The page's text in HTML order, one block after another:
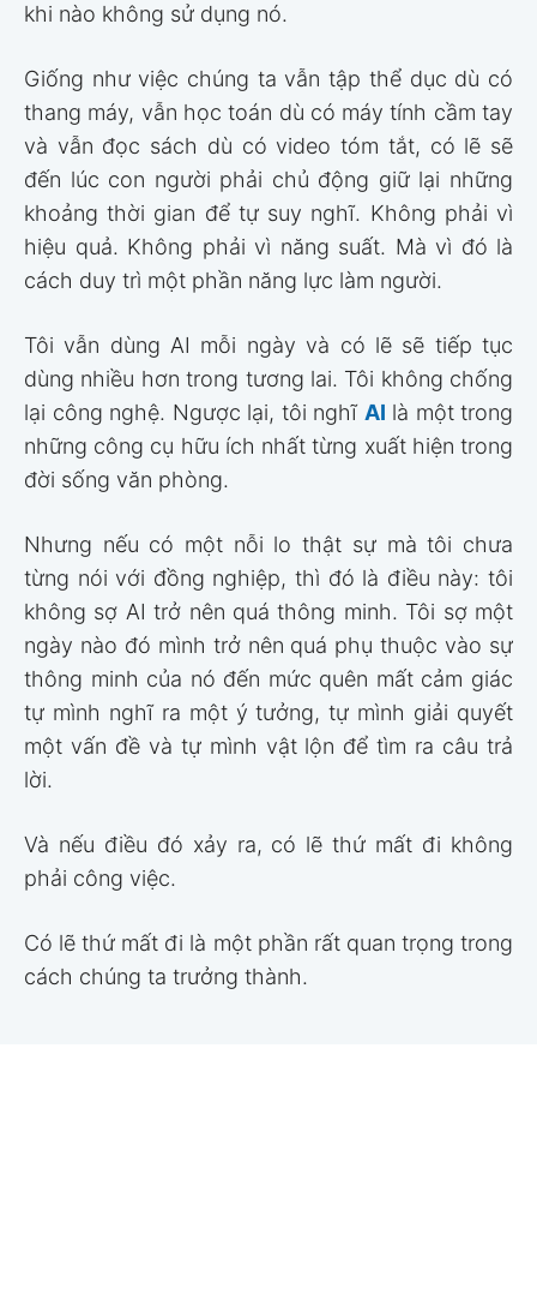
khi nào không sử dụng nó.
Giống như việc chúng ta vẫn tập thể dục dù có
thang máy, vẫn học toán dù có máy tính cầm tay
và vẫn đọc sách dù có video tóm tắt, có lẽ sẽ
đến lúc con người phải chủ động giữ lại những
khoảng thời gian để tự suy nghĩ. Không phải vì
hiệu quả. Không phải vì năng suất. Mà vì đó là
cách duy trì một phần năng lực làm người.
Tôi vẫn dùng AI mỗi ngày và có lẽ sẽ tiếp tục
dùng nhiều hơn trong tương lai. Tôi không chống
lại công nghệ. Ngược lại, tôi nghĩ AI là một trong
những công cụ hữu ích nhất từng xuất hiện trong
đời sống văn phòng.
Nhưng nếu có một nỗi lo thật sự mà tôi chưa
từng nói với đồng nghiệp, thì đó là điều này: tôi
không sợ AI trở nên quá thông minh. Tôi sợ một
ngày nào đó mình trở nên quá phụ thuộc vào sự
thông minh của nó đến mức quên mất cảm giác
tự mình nghĩ ra một ý tưởng, tự mình giải quyết
một vấn đề và tự mình vật lộn để tìm ra câu trả
lời.
Và nếu điều đó xảy ra, có lẽ thứ mất đi không
phải công việc.
Có lẽ thứ mất đi là một phần rất quan trọng trong
cách chúng ta trưởng thành.